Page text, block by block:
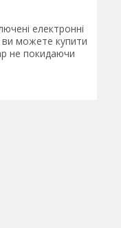
електронні
можете купити
не покидаючи